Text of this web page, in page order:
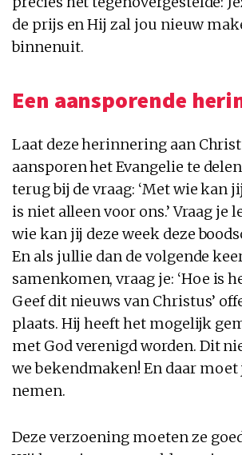
de prijs en Hij zal jou nieuw
binnenuit.
Een aansporende
Laat deze herinnering aan
aansporen het Evangelie te
terug bij de vraag: ‘Met wie kan
is niet alleen voor ons.’ Vraag je
wie kan jij deze week deze
En als jullie dan de volgende
samenkomen, vraag je: ‘Hoe is
Geef dit nieuws van Christus’
plaats. Hij heeft het mogelijk
met God verenigd worden. Dit
we bekendmaken! En daar
nemen.
Deze verzoening moeten ze